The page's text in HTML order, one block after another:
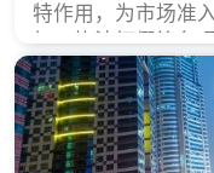
特作用，为市场准
权、执法打假等各
据。